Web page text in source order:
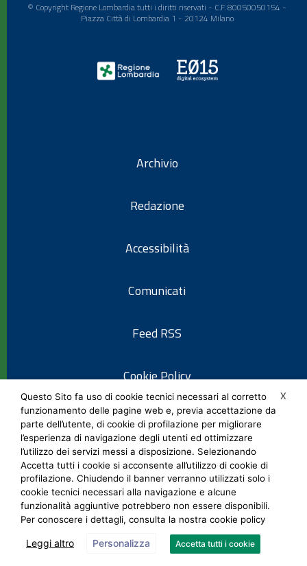
© Copyright Regione Lombardia tutti i diritti riservati - C.F. 80050050154 -
Piazza Città di Lombardia 1 - 20124 Milano
Archivio
Redazione
Accessibilità
Comunicati
Feed RSS
Cookie Policy
Informativa privacy
Note legali
Social Media Policy
X
Questo Sito fa uso di cookie tecnici necessari al corretto
funzionamento delle pagine web e, previa accettazione da
parte dell’utente, di cookie di profilazione per migliorare
l’esperienza di navigazione degli utenti ed ottimizzare
l’utilizzo dei servizi messi a disposizione. Selezionando
Accetta tutti i cookie si acconsente all’utilizzo di cookie di
profilazione. Chiudendo il banner verranno utilizzati solo i
cookie tecnici necessari alla navigazione e alcune
funzionalità aggiuntive potrebbero non essere disponibili.
Per conoscere i dettagli, consulta la nostra cookie policy
Leggi altro Personalizza Accetta tutti i cookie